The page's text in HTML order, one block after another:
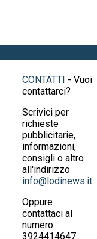
CONTATTI - Vuoi
contattarci?
Scrivici per
richieste
pubblicitarie,
informazioni,
consigli o altro
all'indirizzo
info@lodinews.it
Oppure
contattaci al
numero
3924414647